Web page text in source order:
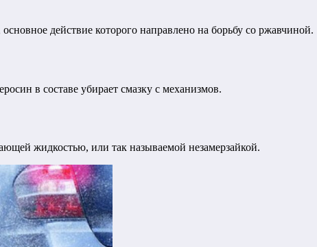
действие которого направлено на борьбу со ржавчиной.
в составе убирает смазку с механизмов.
жидкостью, или так называемой незамерзайкой.